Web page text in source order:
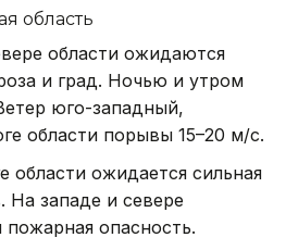
область
области ожидаются
и град. Ночью и утром
юго-западный,
области порывы 15–20 м/с.
области ожидается сильная
На западе и севере
пожарная опасность.